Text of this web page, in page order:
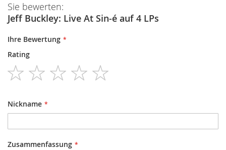
Sie bewerten:
Jeff Buckley: Live At Sin-é auf 4 LPs
Ihre Bewertung
Rating
1
star
2
stars
3
stars
4
stars
Nickname
Zusammenfassung